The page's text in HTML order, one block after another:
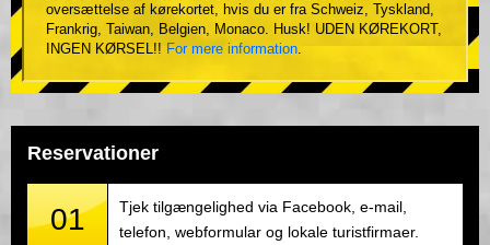
oversættelse af kørekortet, hvis du er fra Schweiz, Tyskland,
Frankrig, Taiwan, Belgien, Monaco. Husk! UDEN KØREKORT,
INGEN KØRSEL!! For mere information.
Reservationer
01
Tjek tilgængelighed via Facebook, e-mail,
telefon, webformular og lokale turistfirmaer.